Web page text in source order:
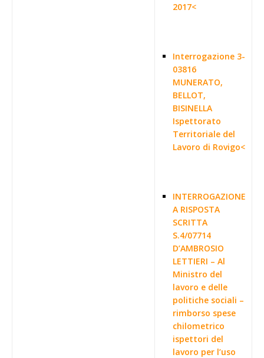
2017<
Interrogazione 3-
03816
MUNERATO,
BELLOT,
BISINELLA
Ispettorato
Territoriale del
Lavoro di Rovigo<
INTERROGAZIONE
A RISPOSTA
SCRITTA
S.4/07714
D’AMBROSIO
LETTIERI – Al
Ministro del
lavoro e delle
politiche sociali –
rimborso spese
chilometrico
ispettori del
lavoro per l’uso